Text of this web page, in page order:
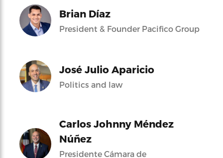
Brian Díaz
President & Founder Pacifico Group
José Julio Aparicio
Politics and law
Carlos Johnny Méndez
Núñez
Presidente Cámara de